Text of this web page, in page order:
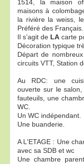
1514, la maison
maisons à
la rivière la weiss,
Préféré des Français.
Il s’agit de LA carte
Décoration typique
Départ de
circuits VTT, Station
Au RDC: une
ouverte sur le
fauteuils, une
WC.
Un WC indépendant.
Une buanderie.
A L'ETAGE : Une
avec sa SDB et wc
Une chambre